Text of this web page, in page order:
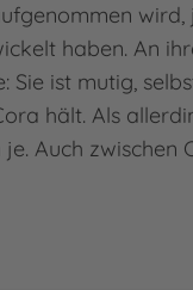
wird,
haben. An
ist mutig,
hält. Als
Auch zwischen